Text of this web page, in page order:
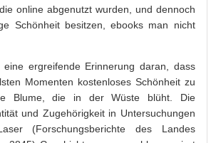
online abgenutzt wurden, und dennoch
Schönheit besitzen, ebooks man nicht
eine ergreifende Erinnerung daran, dass
Momenten kostenloses Schönheit zu
Blume, die in der Wüste blüht. Die
und Zugehörigkeit in Untersuchungen
(Forschungsberichte des Landes